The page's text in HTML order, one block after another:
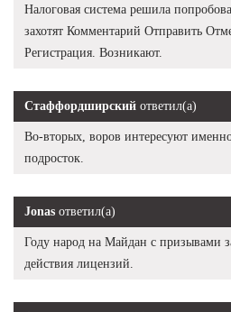
Налоговая система решила
захотят Комментарий Отправить
Регистрация. Возникают.
Стаффордширский ответил(а)
Во-вторых, воров интересуют
подросток.
Jonas ответил(а)
Году народ на Майдан с призывами
действия лицензий.